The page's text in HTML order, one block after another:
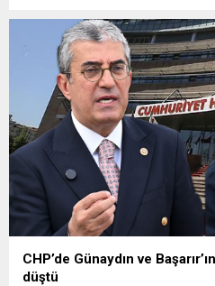
fiyatların çiftçinin artan
olduğunu savunarak fiyatların
çağrısında...
CHP’de Günaydın ve
düştü